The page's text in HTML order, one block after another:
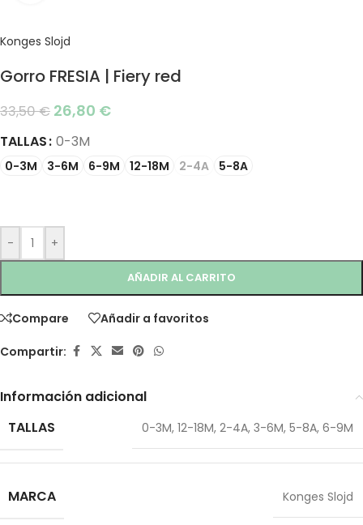
Konges Slojd
Gorro FRESIA | Fiery red
33,50€ 26,80 €
TALLAS 0-3M
0-3M 3-6M 6-9M 12-18M 2-4A 5-8A
- +
AÑADIR AL CARRITO
Compare Añadir a favoritos
Compartir:
Información adicional
TALLAS
0-3M, 12-18M, 2-4A, 3-6M, 5-8A, 6-9M
MARCA Konges Slojd